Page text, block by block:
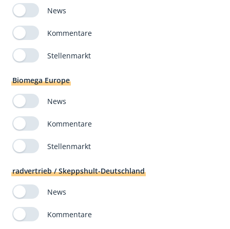
News
Kommentare
Stellenmarkt
Biomega Europe
News
Kommentare
Stellenmarkt
radvertrieb / Skeppshult-Deutschland
News
Kommentare